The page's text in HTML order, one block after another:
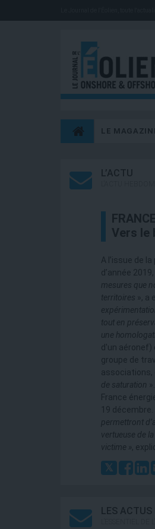
LE
L’ACTU
FRANCE
Vers le
A l’issue de
d’année
mesures que
territoires »,
tout en
une
d'un aéronef)
groupe de
associations, «
de saturation
France
19 décembre.
permettront
vertueuse de
victime
,
LES ACTUS